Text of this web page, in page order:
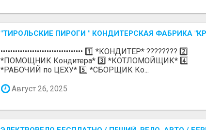
"ТИРОЛЬСКИЕ ПИРОГИ " КОНДИТЕРСКАЯ ФАБРИКА
•••••••••••••••••••••••••••••••••• 1️⃣ *КОНДИТЕР* ????‍???? 2️⃣
*ПОМОЩНИК Кондитера* 3️⃣ *КОТЛОМОЙЩИК* 4️⃣
*РАБОЧИЙ по ЦЕХУ* 5️⃣ *СБОРЩИК Ко...
Август 26, 2025